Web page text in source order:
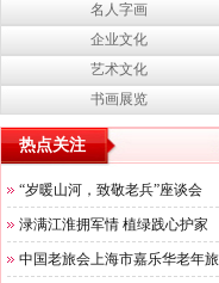
名人字画
企业文化
艺术文化
书画展览
热点关注
“岁暖山河，致敬老兵”座谈会
渌满江淮拥军情 植绿践心护家
中国老旅会上海市嘉乐华老年旅